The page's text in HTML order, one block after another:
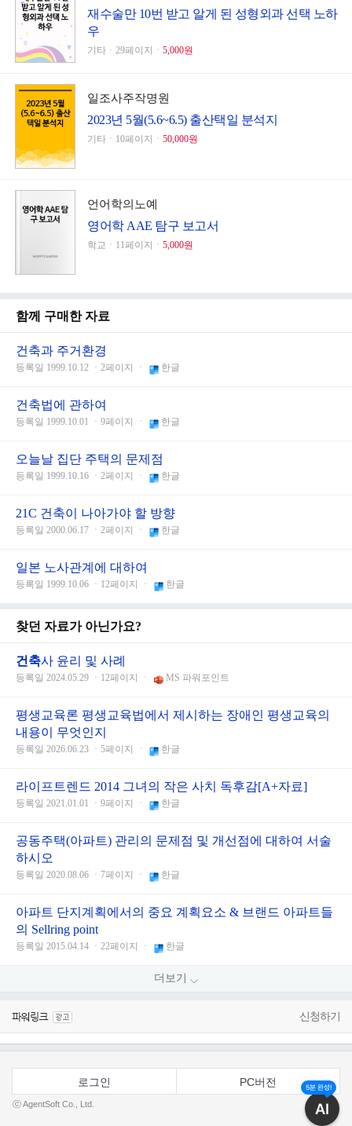
재수술만 10번 받고 알게 된 성형외과 선택 노하
우
기타ㆍ29페이지ㆍ 5,000원
일조사주작명원
2023년 5월(5.6~6.5) 출산택일 분석지
기타ㆍ10페이지ㆍ 50,000원
언어학의노예
영어학 AAE 탐구 보고서
학교ㆍ11페이지ㆍ 5,000원
함께 구매한 자료
건축과 주거환경
등록일 1999.10.12 ㆍ2페이지 ㆍ 한글
건축법에 관하여
등록일 1999.10.01 ㆍ9페이지 ㆍ 한글
오늘날 집단 주택의 문제점
등록일 1999.10.16 ㆍ2페이지 ㆍ 한글
21C 건축이 나아가야 할 방향
등록일 2000.06.17 ㆍ2페이지 ㆍ 한글
일본 노사관계에 대하여
등록일 1999.10.06 ㆍ12페이지 ㆍ 한글
찾던 자료가 아닌가요?
건축사 윤리 및 사례
등록일 2024.05.29 ㆍ12페이지 ㆍ MS 파워포인트
평생교육론 평생교육법에서 제시하는 장애인 평생교육의
내용이 무엇인지
등록일 2026.06.23 ㆍ5페이지 ㆍ 한글
라이프트렌드 2014 그녀의 작은 사치 독후감[A+자료]
등록일 2021.01.01 ㆍ9페이지 ㆍ 한글
공동주택(아파트) 관리의 문제점 및 개선점에 대하여 서술
하시오
등록일 2020.08.06 ㆍ7페이지 ㆍ 한글
아파트 단지계획에서의 중요 계획요소 & 브랜드 아파트들
의 Sellring point
등록일 2015.04.14 ㆍ22페이지 ㆍ 한글
더보기
신청하기
로그인 PC버전
ⓒ AgentSoft Co., Ltd.
5분 완성!
AI